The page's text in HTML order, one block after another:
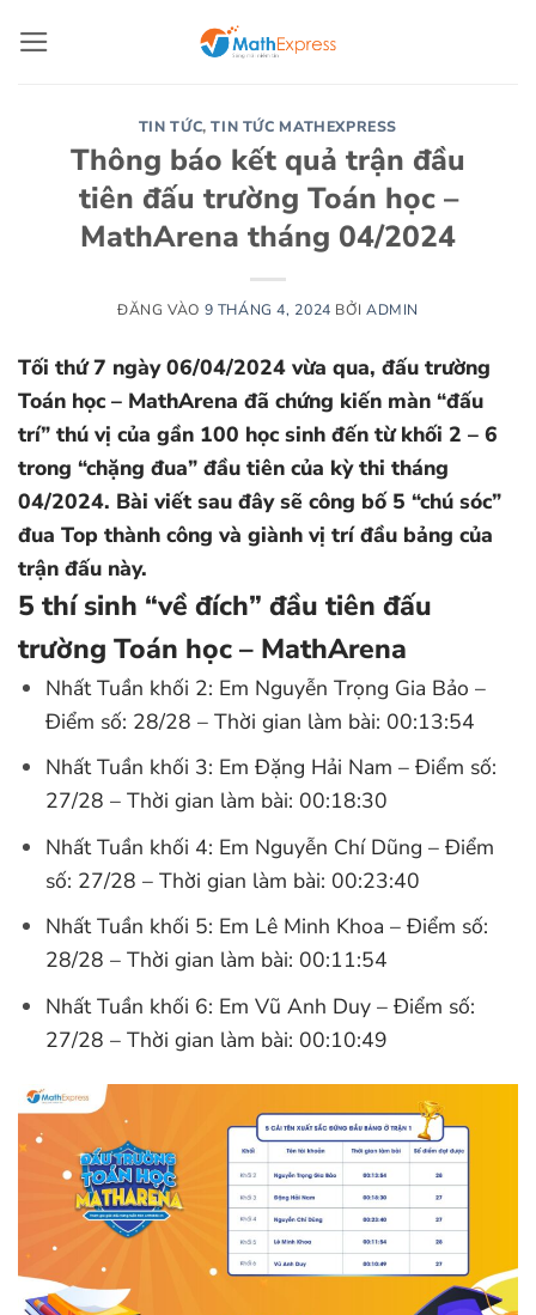
qua
TIN TỨC,TIN TỨC MATHEXPRESS
Thông báo kết quả trận đầu
tiên đấu trường Toán học –
MathArena tháng 04/2024
ĐĂNG VÀO 9 THÁNG 4, 2024 BỞI ADMIN
Tối thứ 7 ngày 06/04/2024 vừa qua, đấu trường
Toán học – MathArena đã chứng kiến màn “đấu
trí” thú vị của gần 100 học sinh đến từ khối 2 – 6
trong “chặng đua” đầu tiên của kỳ thi tháng
04/2024. Bài viết sau đây sẽ công bố 5 “chú sóc”
đua Top thành công và giành vị trí đầu bảng của
trận đấu này.
5 thí sinh “về đích” đầu tiên đấu
trường Toán học – MathArena
Nhất Tuần khối 2: Em Nguyễn Trọng Gia Bảo –
Điểm số: 28/28 – Thời gian làm bài: 00:13:54
Nhất Tuần khối 3: Em Đặng Hải Nam – Điểm số:
27/28 – Thời gian làm bài: 00:18:30
Nhất Tuần khối 4: Em Nguyễn Chí Dũng – Điểm
số: 27/28 – Thời gian làm bài: 00:23:40
Nhất Tuần khối 5: Em Lê Minh Khoa – Điểm số:
28/28 – Thời gian làm bài: 00:11:54
Nhất Tuần khối 6: Em Vũ Anh Duy – Điểm số:
27/28 – Thời gian làm bài: 00:10:49